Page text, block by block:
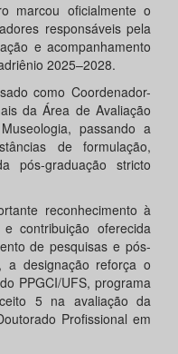
marcou oficialmente o
responsáveis pela
e acompanhamento
2025–2028.
como Coordenador-
da Área de Avaliação
passando a
de formulação,
pós-graduação stricto
reconhecimento à
contribuição oferecida
de pesquisas e pós-
a designação reforça o
PPGCI/UFS, programa
5 na avaliação da
Profissional em